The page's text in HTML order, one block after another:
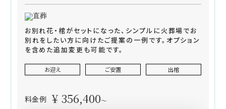
お別れ花・棺がセットになった、シンプルに火葬場でお
別れをしたい方に向けたご提案の一例です。オプション
を含めた追加変更も可能です。
お迎え ご安置 出棺
料金例 ¥ 356,400～